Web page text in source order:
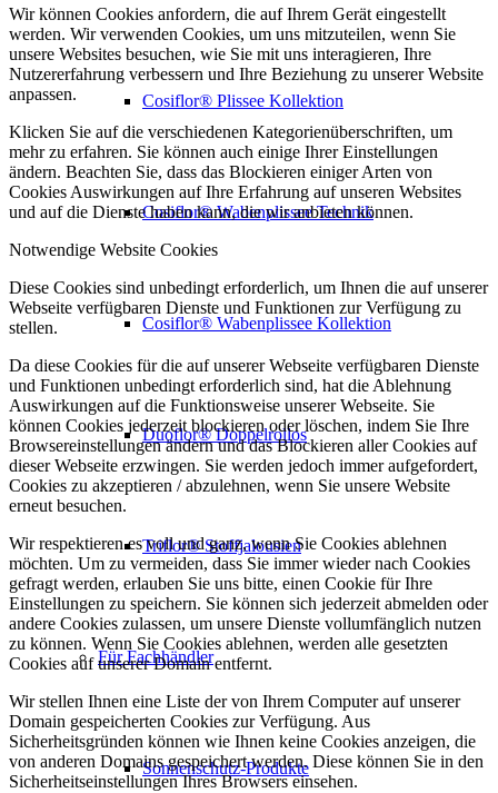
Cosiflor® Plissee Kollektion
Cosiflor® Wabenplissee Technik
Cosiflor® Wabenplissee Kollektion
Duoflor® Doppelrollos
Triflor® Stoffjalousien
Für Fachhändler
Sonnenschutz-Produkte
Wir können Cookies anfordern, die auf Ihrem Gerät eingestellt
werden. Wir verwenden Cookies, um uns mitzuteilen, wenn Sie
unsere Websites besuchen, wie Sie mit uns interagieren, Ihre
Nutzererfahrung verbessern und Ihre Beziehung zu unserer Website
anpassen.
Klicken Sie auf die verschiedenen Kategorienüberschriften, um
mehr zu erfahren. Sie können auch einige Ihrer Einstellungen
ändern. Beachten Sie, dass das Blockieren einiger Arten von
Cookies Auswirkungen auf Ihre Erfahrung auf unseren Websites
und auf die Dienste haben kann, die wir anbieten können.
Notwendige Website Cookies
Diese Cookies sind unbedingt erforderlich, um Ihnen die auf unserer
Webseite verfügbaren Dienste und Funktionen zur Verfügung zu
stellen.
Da diese Cookies für die auf unserer Webseite verfügbaren Dienste
und Funktionen unbedingt erforderlich sind, hat die Ablehnung
Auswirkungen auf die Funktionsweise unserer Webseite. Sie
können Cookies jederzeit blockieren oder löschen, indem Sie Ihre
Browsereinstellungen ändern und das Blockieren aller Cookies auf
dieser Webseite erzwingen. Sie werden jedoch immer aufgefordert,
Cookies zu akzeptieren / abzulehnen, wenn Sie unsere Website
erneut besuchen.
Wir respektieren es voll und ganz, wenn Sie Cookies ablehnen
möchten. Um zu vermeiden, dass Sie immer wieder nach Cookies
gefragt werden, erlauben Sie uns bitte, einen Cookie für Ihre
Einstellungen zu speichern. Sie können sich jederzeit abmelden oder
andere Cookies zulassen, um unsere Dienste vollumfänglich nutzen
zu können. Wenn Sie Cookies ablehnen, werden alle gesetzten
Cookies auf unserer Domain entfernt.
Wir stellen Ihnen eine Liste der von Ihrem Computer auf unserer
Domain gespeicherten Cookies zur Verfügung. Aus
Sicherheitsgründen können wie Ihnen keine Cookies anzeigen, die
von anderen Domains gespeichert werden. Diese können Sie in den
Sicherheitseinstellungen Ihres Browsers einsehen.